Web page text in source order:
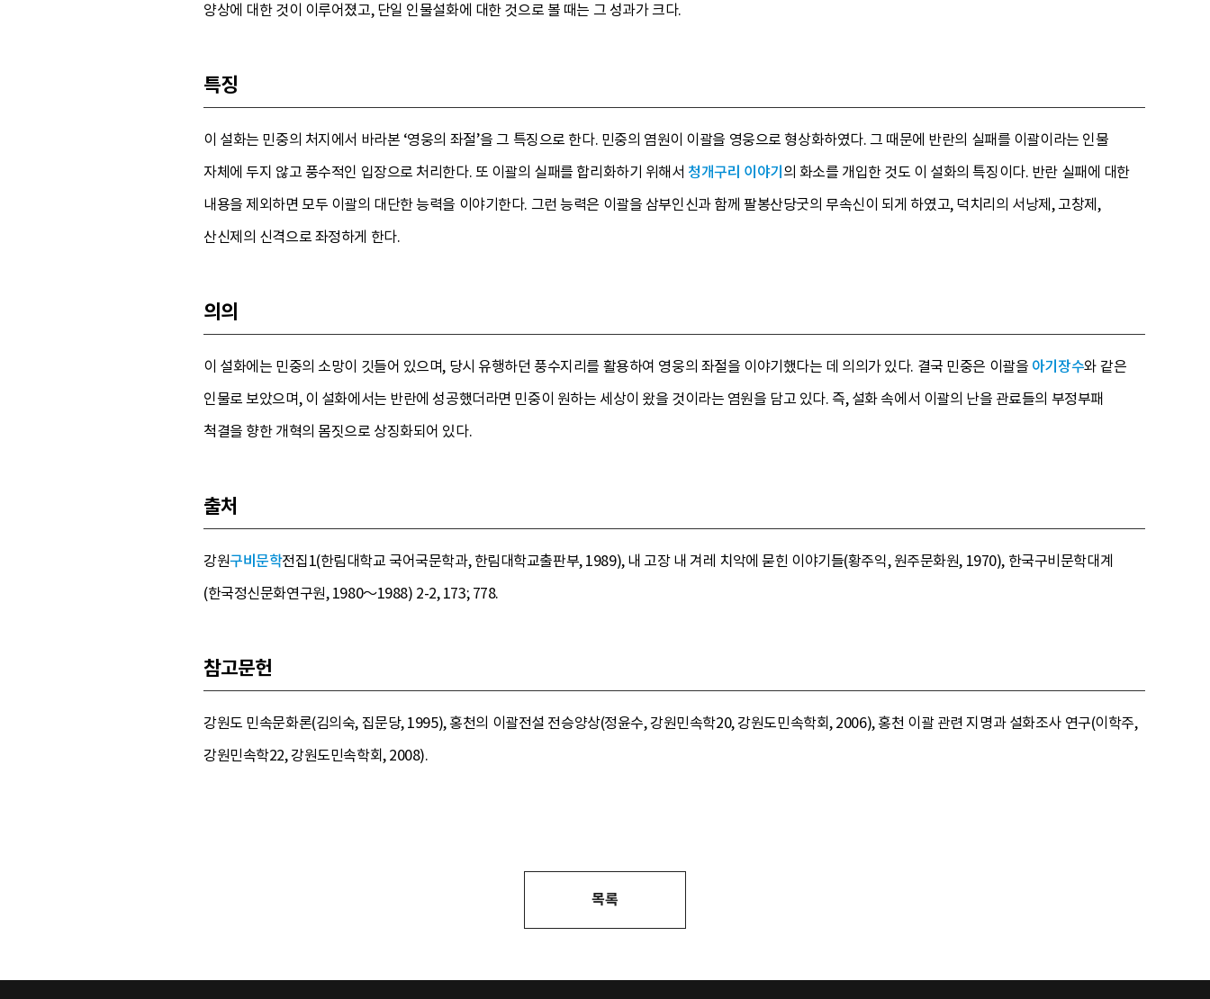
양상에 대한 것이 이루어졌고, 단일 인물설화에 대한 것으로 볼 때는 그 성과가 크다.
특징
이 설화는 민중의 처지에서 바라본 ‘영웅의 좌절’을 그 특징으로 한다. 민중의 염원이 이괄을 영웅으로 형상화하였다. 그 때문에 반란의 실패를 이괄이라는 인물
자체에 두지 않고 풍수적인 입장으로 처리한다. 또 이괄의 실패를 합리화하기 위해서 청개구리 이야기 의 화소를 개입한 것도 이 설화의 특징이다. 반란 실패에 대한
내용을 제외하면 모두 이괄의 대단한 능력을 이야기한다. 그런 능력은 이괄을 삼부인신과 함께 팔봉산당굿의 무속신이 되게 하였고, 덕치리의 서낭제, 고창제,
산신제의 신격으로 좌정하게 한다.
의의
이 설화에는 민중의 소망이 깃들어 있으며, 당시 유행하던 풍수지리를 활용하여 영웅의 좌절을 이야기했다는 데 의의가 있다. 결국 민중은 이괄을 아기장수와 같은
인물로 보았으며, 이 설화에서는 반란에 성공했더라면 민중이 원하는 세상이 왔을 것이라는 염원을 담고 있다. 즉, 설화 속에서 이괄의 난을 관료들의 부정부패
척결을 향한 개혁의 몸짓으로 상징화되어 있다.
출처
강원구비문학전집1(한림대학교 국어국문학과, 한림대학교출판부, 1989), 내 고장 내 겨레 치악에 묻힌 이야기들(황주익, 원주문화원, 1970), 한국구비문학대계
(한국정신문화연구원, 1980～1988) 2-2, 173; 778.
참고문헌
강원도 민속문화론(김의숙, 집문당, 1995), 홍천의 이괄전설 전승양상(정윤수, 강원민속학20, 강원도민속학회, 2006), 홍천 이괄 관련 지명과 설화조사 연구(이학주,
강원민속학22, 강원도민속학회, 2008).
목록